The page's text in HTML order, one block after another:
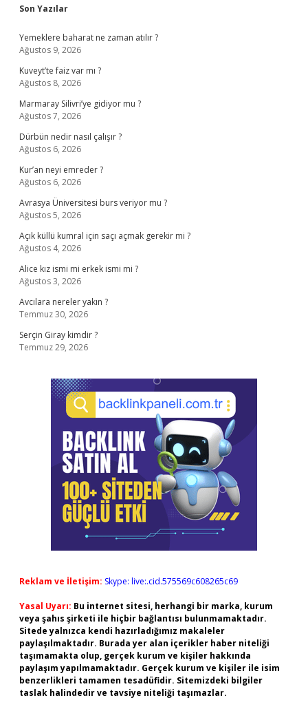
Sidebar
Son Yazılar
Yemeklere baharat ne zaman atılır ?
Ağustos 9, 2026
Kuveyt’te faiz var mı ?
Ağustos 8, 2026
Marmaray Silivri’ye gidiyor mu ?
Ağustos 7, 2026
Dürbün nedir nasıl çalışır ?
Ağustos 6, 2026
Kur’an neyi emreder ?
Ağustos 6, 2026
Avrasya Üniversitesi burs veriyor mu ?
Ağustos 5, 2026
Açık küllü kumral için saçı açmak gerekir mi ?
Ağustos 4, 2026
Alice kız ismi mi erkek ismi mi ?
Ağustos 3, 2026
Avcılara nereler yakın ?
Temmuz 30, 2026
Serçin Giray kimdir ?
Temmuz 29, 2026
Reklam ve İletişim: Skype: live:.cid.575569c608265c69
Yasal Uyarı: Bu internet sitesi, herhangi bir marka, kurum
veya şahıs şirketi ile hiçbir bağlantısı bulunmamaktadır.
Sitede yalnızca kendi hazırladığımız makaleler
paylaşılmaktadır. Burada yer alan içerikler haber niteliği
taşımamakta olup, gerçek kurum ve kişiler hakkında
paylaşım yapılmamaktadır. Gerçek kurum ve kişiler ile isim
benzerlikleri tamamen tesadüfidir. Sitemizdeki bilgiler
taslak halindedir ve tavsiye niteliği taşımazlar.